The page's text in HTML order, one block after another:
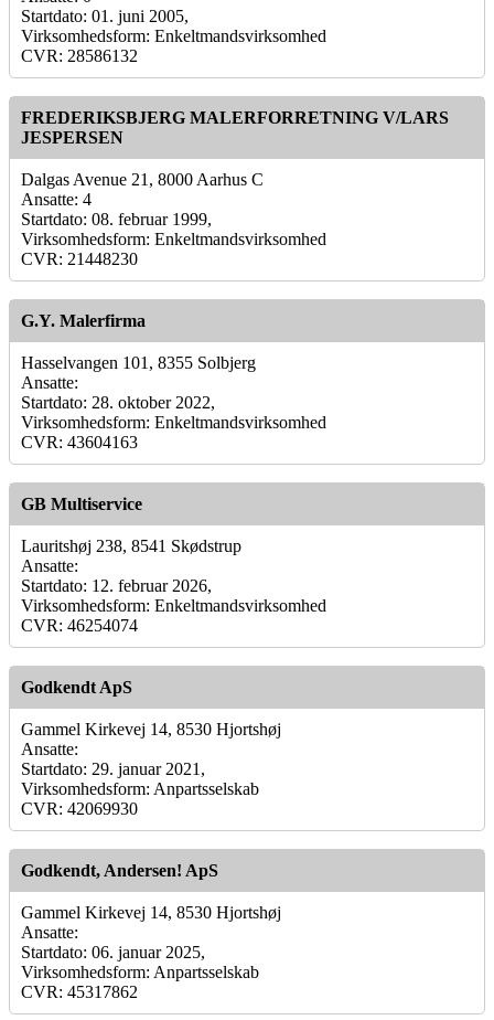
Startdato: 01. juni 2005,
Virksomhedsform: Enkeltmandsvirksomhed
CVR: 28586132
FREDERIKSBJERG MALERFORRETNING V/LARS
JESPERSEN
Dalgas Avenue 21, 8000 Aarhus C
Ansatte: 4
Startdato: 08. februar 1999,
Virksomhedsform: Enkeltmandsvirksomhed
CVR: 21448230
G.Y. Malerfirma
Hasselvangen 101, 8355 Solbjerg
Ansatte:
Startdato: 28. oktober 2022,
Virksomhedsform: Enkeltmandsvirksomhed
CVR: 43604163
GB Multiservice
Lauritshøj 238, 8541 Skødstrup
Ansatte:
Startdato: 12. februar 2026,
Virksomhedsform: Enkeltmandsvirksomhed
CVR: 46254074
Godkendt ApS
Gammel Kirkevej 14, 8530 Hjortshøj
Ansatte:
Startdato: 29. januar 2021,
Virksomhedsform: Anpartsselskab
CVR: 42069930
Godkendt, Andersen! ApS
Gammel Kirkevej 14, 8530 Hjortshøj
Ansatte:
Startdato: 06. januar 2025,
Virksomhedsform: Anpartsselskab
CVR: 45317862